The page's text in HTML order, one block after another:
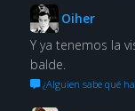
Oiher
Y ya tenemos la
balde.
¿Alguien sabe qué